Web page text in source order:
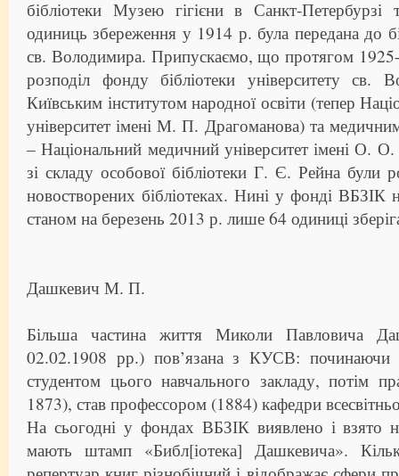
бібліотеки Музею гігієни в Санкт-
одиниць збереження у 1914 р. була передана до
св. Володимира. Припускаємо, що протягом
розподіл фонду бібліотеки університету
Київським інститутом народної освіти (тепер
університет імені М. П. Драгоманова) та
– Національний медичний університет імені О.
зі складу особової бібліотеки Г. Є. Рейна були
новостворених бібліотеках. Нині у фонді ВБЗІК
станом на березень 2013 р. лише 64 одиниці
Дашкевич М. П.
Більша частина життя Миколи Павловича
02.02.1908 рр.) пов’язана з КУСВ:
студентом цього навчального закладу, потім
1873), став профессором (1884) кафедри
На сьогодні у фондах ВБЗІК виявлено і взято
мають штамп «Библ[іотека] Дашкевича».